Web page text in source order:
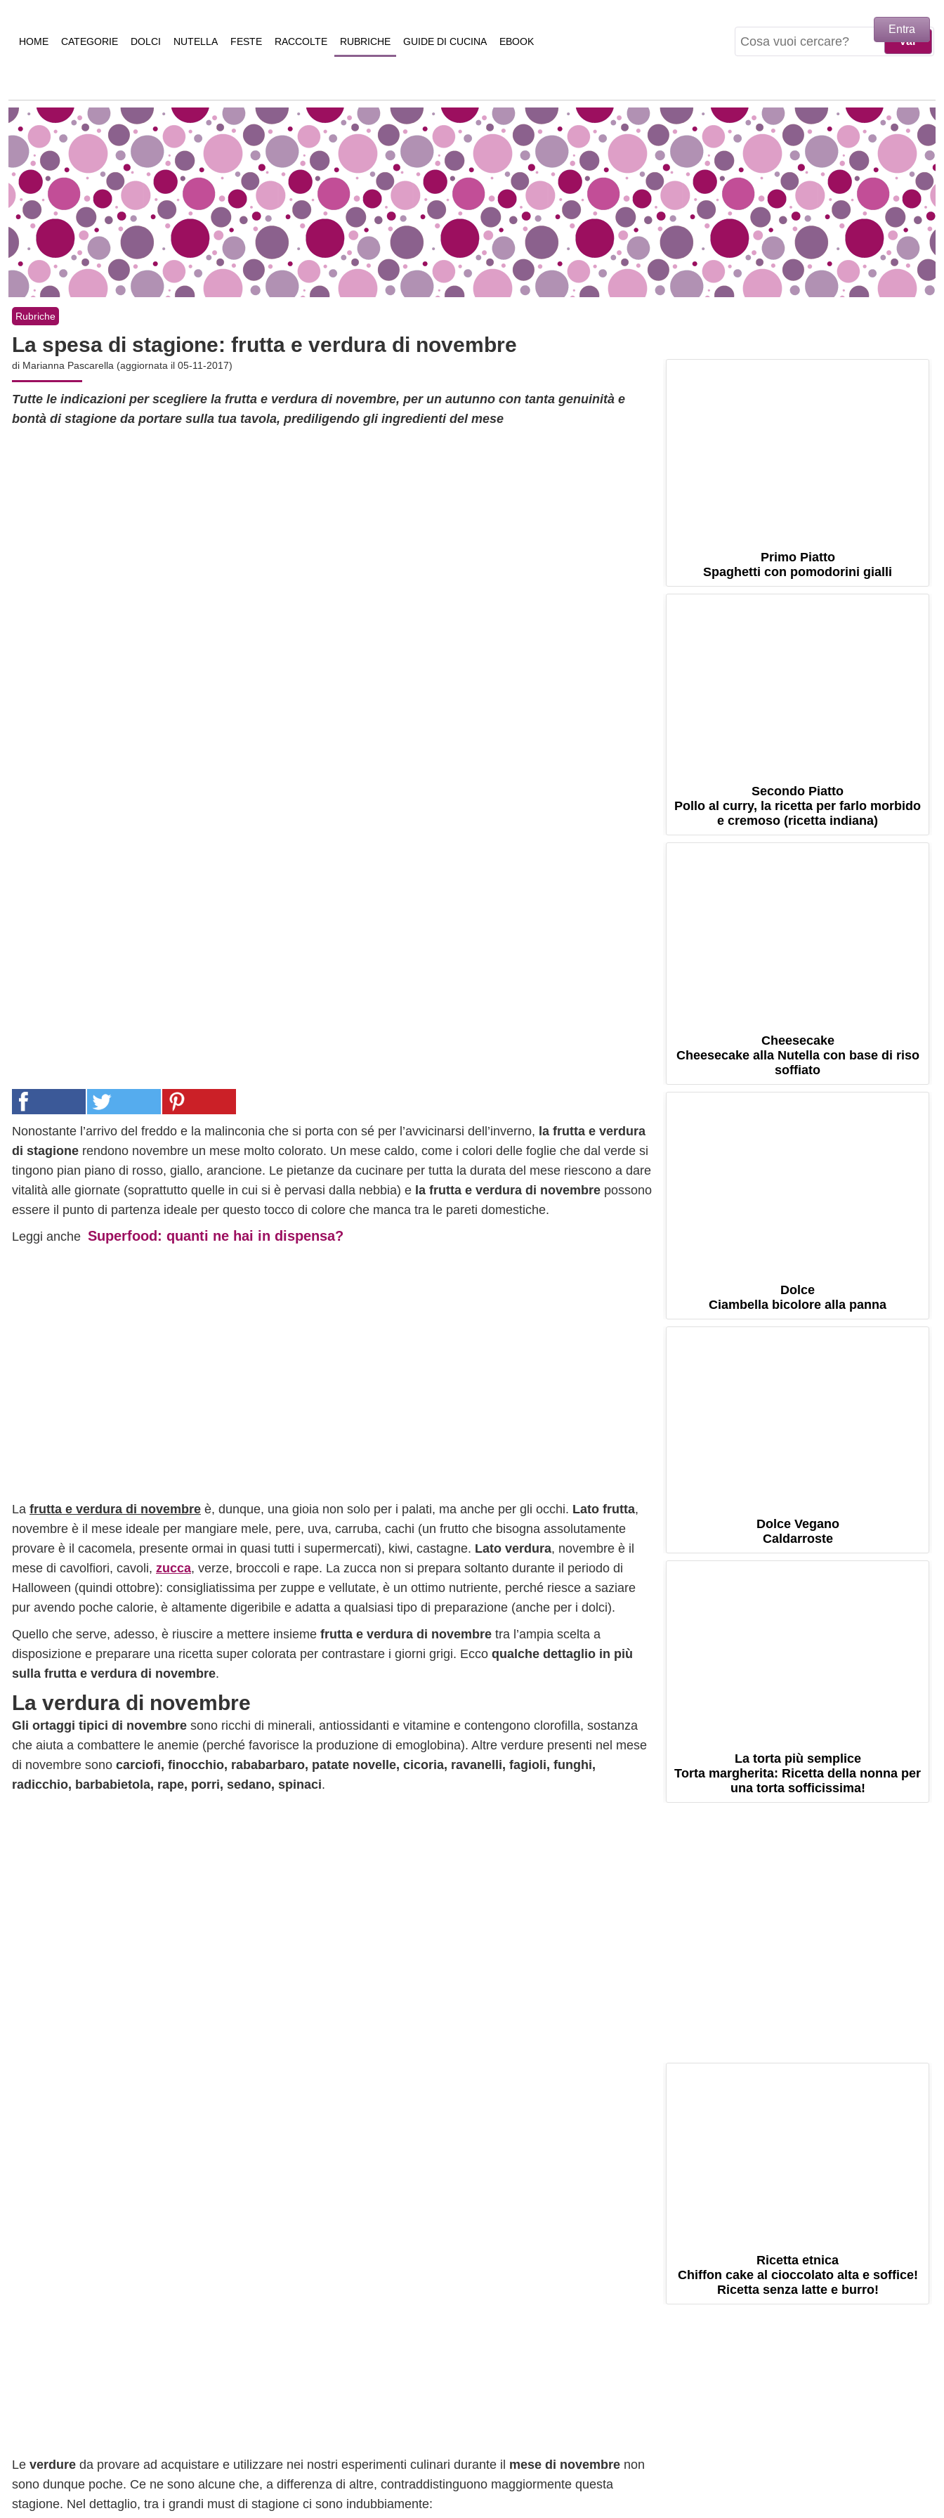
HOME CATEGORIE DOLCI NUTELLA FESTE RACCOLTE RUBRICHE GUIDE DI CUCINA EBOOK
Rubriche
La spesa di stagione: frutta e verdura di novembre
di Marianna Pascarella (aggiornata il 05-11-2017)
Tutte le indicazioni per scegliere la frutta e verdura di novembre, per un autunno con tanta genuinità e
bontà di stagione da portare sulla tua tavola, prediligendo gli ingredienti del mese
Nonostante l’arrivo del freddo e la malinconia che si porta con sé per l’avvicinarsi dell’inverno, la frutta e verdura
di stagione rendono novembre un mese molto colorato. Un mese caldo, come i colori delle foglie che dal verde si
tingono pian piano di rosso, giallo, arancione. Le pietanze da cucinare per tutta la durata del mese riescono a dare
vitalità alle giornate (soprattutto quelle in cui si è pervasi dalla nebbia) e la frutta e verdura di novembre possono
essere il punto di partenza ideale per questo tocco di colore che manca tra le pareti domestiche.
Leggi anche Superfood: quanti ne hai in dispensa?
La frutta e verdura di novembre è, dunque, una gioia non solo per i palati, ma anche per gli occhi. Lato frutta,
novembre è il mese ideale per mangiare mele, pere, uva, carruba, cachi (un frutto che bisogna assolutamente
provare è il cacomela, presente ormai in quasi tutti i supermercati), kiwi, castagne. Lato verdura, novembre è il
mese di cavolfiori, cavoli, zucca, verze, broccoli e rape. La zucca non si prepara soltanto durante il periodo di
Halloween (quindi ottobre): consigliatissima per zuppe e vellutate, è un ottimo nutriente, perché riesce a saziare
pur avendo poche calorie, è altamente digeribile e adatta a qualsiasi tipo di preparazione (anche per i dolci).
Quello che serve, adesso, è riuscire a mettere insieme frutta e verdura di novembre tra l’ampia scelta a
disposizione e preparare una ricetta super colorata per contrastare i giorni grigi. Ecco qualche dettaglio in più
sulla frutta e verdura di novembre.
La verdura di novembre
Gli ortaggi tipici di novembre sono ricchi di minerali, antiossidanti e vitamine e contengono clorofilla, sostanza
che aiuta a combattere le anemie (perché favorisce la produzione di emoglobina). Altre verdure presenti nel mese
di novembre sono carciofi, finocchio, rababarbaro, patate novelle, cicoria, ravanelli, fagioli, funghi,
radicchio, barbabietola, rape, porri, sedano, spinaci.
Le verdure da provare ad acquistare e utilizzare nei nostri esperimenti culinari durante il mese di novembre non
sono dunque poche. Ce ne sono alcune che, a differenza di altre, contraddistinguono maggiormente questa
stagione. Nel dettaglio, tra i grandi must di stagione ci sono indubbiamente:
Primo Piatto
Spaghetti con pomodorini gialli
Secondo Piatto
Pollo al curry, la ricetta per farlo morbido
e cremoso (ricetta indiana)
Cheesecake
Cheesecake alla Nutella con base di riso
soffiato
Dolce
Ciambella bicolore alla panna
Dolce Vegano
Caldarroste
La torta più semplice
Torta margherita: Ricetta della nonna per
una torta sofficissima!
Ricetta etnica
Chiffon cake al cioccolato alta e soffice!
Ricetta senza latte e burro!
Entra